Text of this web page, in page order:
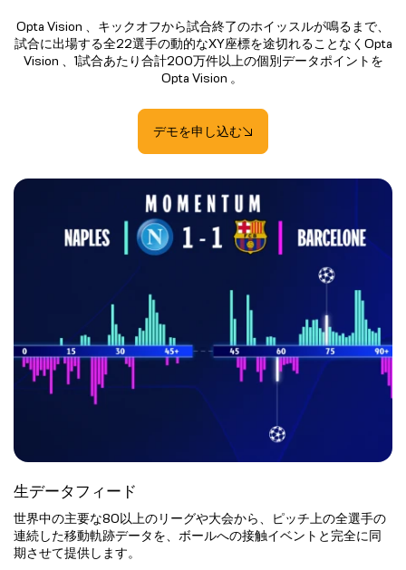
Opta Vision 、キックオフから試合終了のホイッスルが鳴るまで、
試合に出場する全22選手の動的なXY座標を途切れることなくOpta
Vision 、1試合あたり合計200万件以上の個別データポイントを
Opta Vision 。
デモを申し込む
生データフィード
世界中の主要な80以上のリーグや大会から、ピッチ上の全選手の
連続した移動軌跡データを、ボールへの接触イベントと完全に同
期させて提供します。